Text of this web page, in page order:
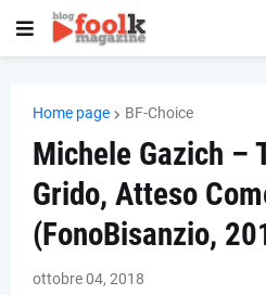
Home page BF-Choice
Michele Gazich –
Grido, Atteso
(FonoBisanzio,
ottobre 04, 2018